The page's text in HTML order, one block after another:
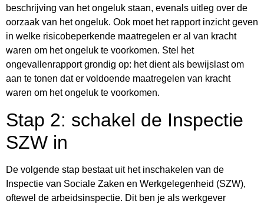
beschrijving van het ongeluk staan, evenals uitleg over de
oorzaak van het ongeluk. Ook moet het rapport inzicht geven
in welke risicobeperkende maatregelen er al van kracht
waren om het ongeluk te voorkomen. Stel het
ongevallenrapport grondig op: het dient als bewijslast om
aan te tonen dat er voldoende maatregelen van kracht
waren om het ongeluk te voorkomen.
Stap 2: schakel de Inspectie
SZW in
De volgende stap bestaat uit het inschakelen van de
Inspectie van Sociale Zaken en Werkgelegenheid (SZW),
oftewel de arbeidsinspectie. Dit ben je als werkgever